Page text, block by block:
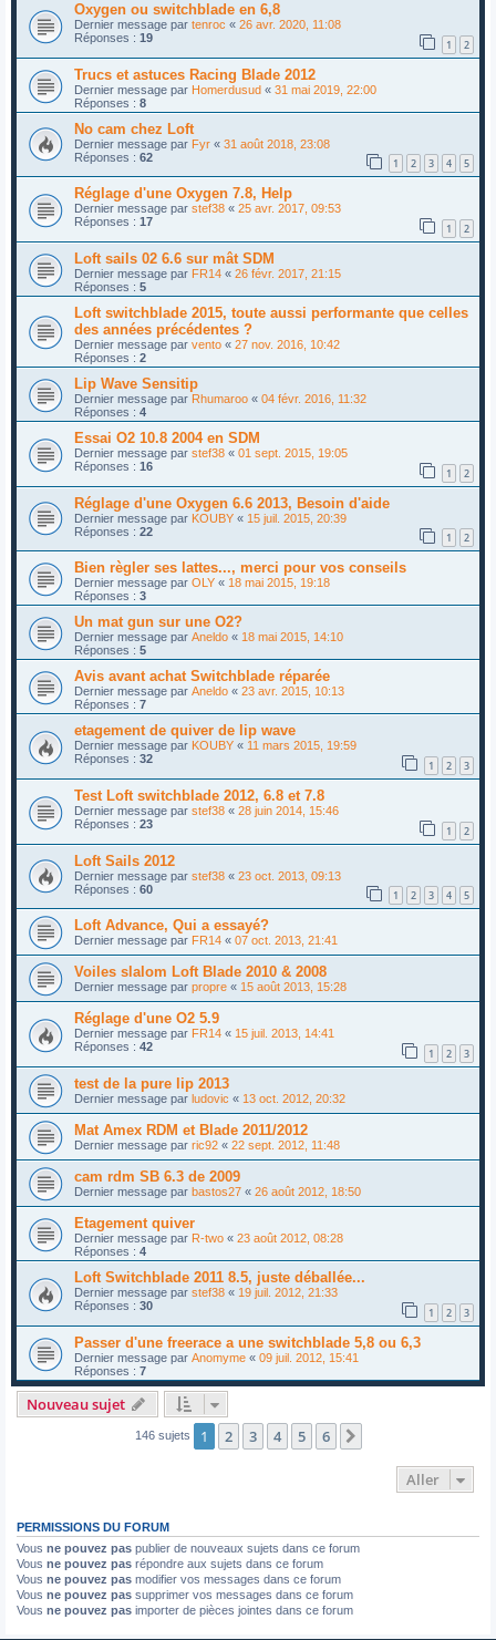
Oxygen ou switchblade en 6,8
Dernier message par tenroc « 26 avr. 2020, 11:08
Réponses : 19 1 2
Trucs et astuces Racing Blade 2012
Dernier message par Homerdusud « 31 mai 2019, 22:00
Réponses : 8
No cam chez Loft
Dernier message par Fyr « 31 août 2018, 23:08
Réponses : 62 1 2 3 4 5
Réglage d'une Oxygen 7.8, Help
Dernier message par stef38 « 25 avr. 2017, 09:53
Réponses : 17 1 2
Loft sails 02 6.6 sur mât SDM
Dernier message par FR14 « 26 févr. 2017, 21:15
Réponses : 5
Loft switchblade 2015, toute aussi performante que celles
des années précédentes ?
Dernier message par vento « 27 nov. 2016, 10:42
Réponses : 2
Lip Wave Sensitip
Dernier message par Rhumaroo « 04 févr. 2016, 11:32
Réponses : 4
Essai O2 10.8 2004 en SDM
Dernier message par stef38 « 01 sept. 2015, 19:05
Réponses : 16 1 2
Réglage d'une Oxygen 6.6 2013, Besoin d'aide
Dernier message par KOUBY « 15 juil. 2015, 20:39
Réponses : 22 1 2
Bien règler ses lattes..., merci pour vos conseils
Dernier message par OLY « 18 mai 2015, 19:18
Réponses : 3
Un mat gun sur une O2?
Dernier message par Aneldo « 18 mai 2015, 14:10
Réponses : 5
Avis avant achat Switchblade réparée
Dernier message par Aneldo « 23 avr. 2015, 10:13
Réponses : 7
etagement de quiver de lip wave
Dernier message par KOUBY « 11 mars 2015, 19:59
Réponses : 32 1 2 3
Test Loft switchblade 2012, 6.8 et 7.8
Dernier message par stef38 « 28 juin 2014, 15:46
Réponses : 23 1 2
Loft Sails 2012
Dernier message par stef38 « 23 oct. 2013, 09:13
Réponses : 60 1 2 3 4 5
Loft Advance, Qui a essayé?
Dernier message par FR14 « 07 oct. 2013, 21:41
Voiles slalom Loft Blade 2010 & 2008
Dernier message par propre « 15 août 2013, 15:28
Réglage d'une O2 5.9
Dernier message par FR14 « 15 juil. 2013, 14:41
Réponses : 42 1 2 3
test de la pure lip 2013
Dernier message par ludovic « 13 oct. 2012, 20:32
Mat Amex RDM et Blade 2011/2012
Dernier message par ric92 « 22 sept. 2012, 11:48
cam rdm SB 6.3 de 2009
Dernier message par bastos27 « 26 août 2012, 18:50
Etagement quiver
Dernier message par R-two « 23 août 2012, 08:28
Réponses : 4
Loft Switchblade 2011 8.5, juste déballée...
Dernier message par stef38 « 19 juil. 2012, 21:33
Réponses : 30 1 2 3
Passer d'une freerace a une switchblade 5,8 ou 6,3
Dernier message par Anomyme « 09 juil. 2012, 15:41
Réponses : 7
Nouveau sujet
146 sujets 1 2 3 4 5 6
Aller
PERMISSIONS DU FORUM
Vous ne pouvez pas publier de nouveaux sujets dans ce forum
Vous ne pouvez pas répondre aux sujets dans ce forum
Vous ne pouvez pas modifier vos messages dans ce forum
Vous ne pouvez pas supprimer vos messages dans ce forum
Vous ne pouvez pas importer de pièces jointes dans ce forum